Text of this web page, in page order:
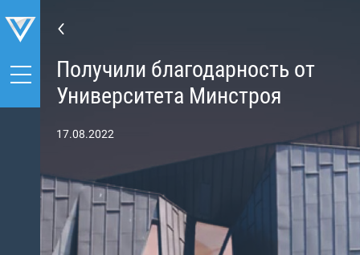
Получили благодарность от
Университета Минстроя
17.08.2022